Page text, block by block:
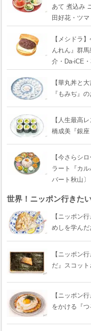
あて 煮込み
田好花・ツマ
【メシドラ
んれん』群
介・Da-iCE・
【華丸丼と
『もみぢ』
【人生最高
橋成美『銀
【今さらシ
ラート『カ
バート秋山〕
世界！ニッポン行きた
【ニッポン
めしを学ん
【ニッポン
だ』スコッ
【ニッポン
をかける『